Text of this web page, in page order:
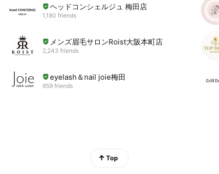
ヘッドコンシェルジュ 梅田店
1,180 friends
メンズ眉毛サロンRoist大阪本町店
2,243 friends
eyelash＆nail joie梅田
659 friends
Top